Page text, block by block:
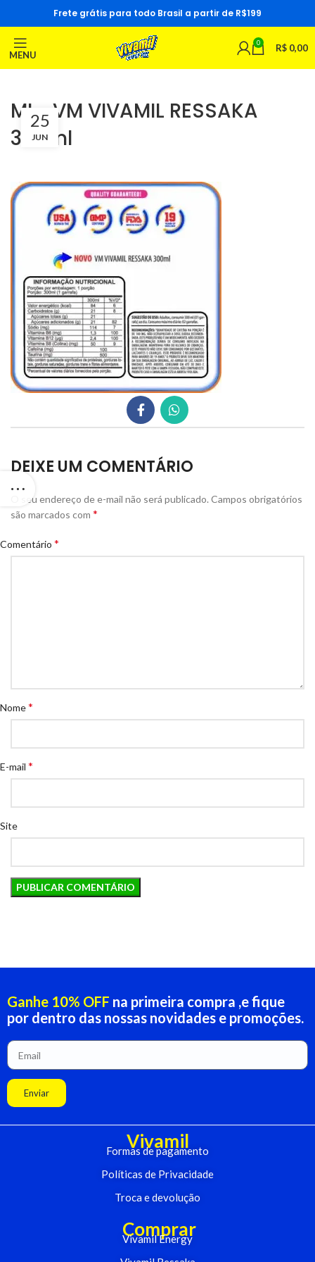
Frete grátis para todo Brasil a partir de R$199
MENU
0 R$ 0,00
ML_VM VIVAMIL RESSAKA
300ml
25
JUN
DEIXE UM COMENTÁRIO
O seu endereço de e-mail não será publicado. Campos obrigatórios
são marcados com *
Comentário *
Nome*
E-mail *
Site
Ganhe 10% OFF na primeira compra ,e fique
por dentro das nossas novidades e promoções.
Enviar
Vivamil
Formas de pagamento
Políticas de Privacidade
Troca e devolução
Comprar
Vivamil Energy